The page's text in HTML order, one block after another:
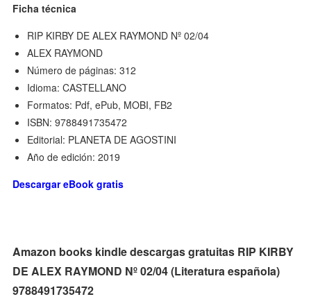
Ficha técnica
RIP KIRBY DE ALEX RAYMOND Nº 02/04
ALEX RAYMOND
Número de páginas: 312
Idioma: CASTELLANO
Formatos: Pdf, ePub, MOBI, FB2
ISBN: 9788491735472
Editorial: PLANETA DE AGOSTINI
Año de edición: 2019
Descargar eBook gratis
Amazon books kindle descargas gratuitas RIP KIRBY
DE ALEX RAYMOND Nº 02/04 (Literatura española)
9788491735472